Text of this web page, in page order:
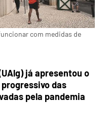
com medidas de
já apresentou o
das
pela pandemia